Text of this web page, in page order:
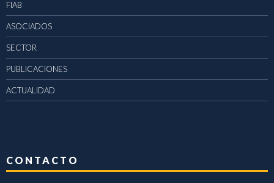
FIAB
ASOCIADOS
SECTOR
PUBLICACIONES
ACTUALIDAD
CONTACTO